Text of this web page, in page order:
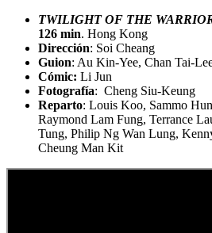
TWILIGHT OF THE
126 min. Hong Kong
Dirección: Soi Cheang
Guion: Au Kin-Yee, Chan Tai-
Cómic: Li Jun
Fotografía: Cheng Siu-Keung
Reparto: Louis Koo, Sammo
Raymond Lam Fung, Terrance
Tung, Philip Ng Wan Lung,
Cheung Man Kit